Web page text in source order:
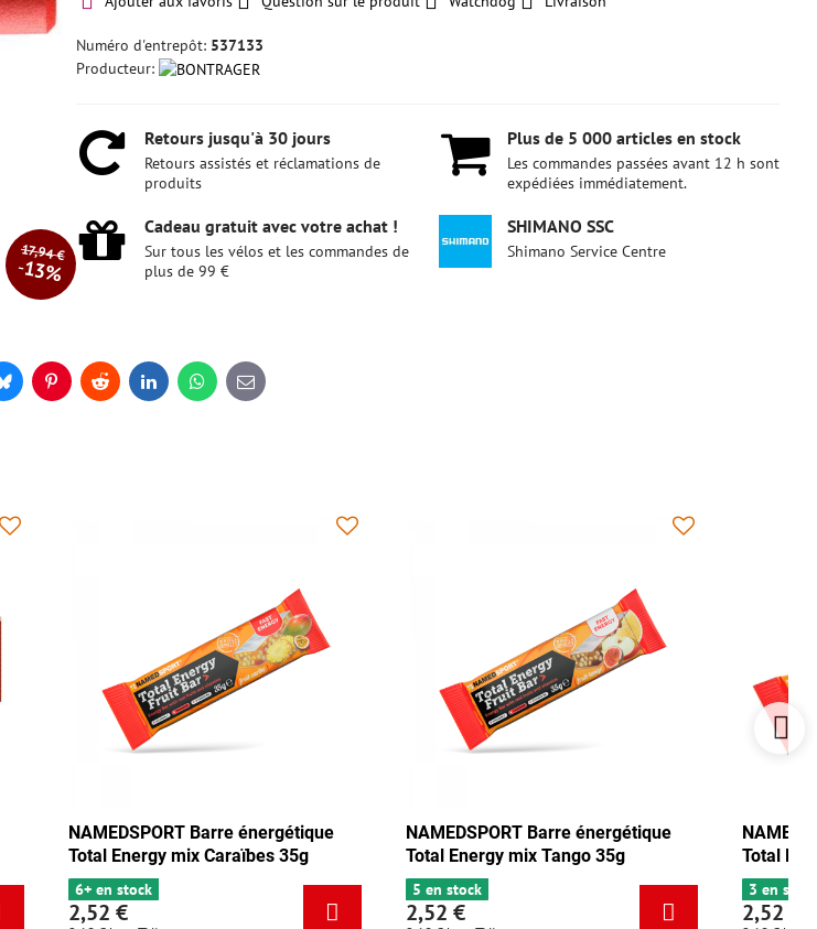
17,94 €
13%
Numéro d'entrepôt: 537133
Producteur:
Retours jusqu'à 30 jours
Retours assistés et réclamations de
produits
Plus de 5 000 articles en stock
Les commandes passées avant 12 h sont
expédiées immédiatement.
Cadeau gratuit avec votre achat !
Sur tous les vélos et les commandes de
plus de 99 €
SHIMANO SSC
Shimano Service Centre
BlueskyPinterestRedditLinkedInWhatsApp
E-
mail
NAMEDSPORT Barre énergétique
Total Energy mix Caraïbes 35g
6+ en stock
2,52 €
NAMEDSPORT Barre énergétique
Total Energy mix Tango 35g
5 en stock
2,52 €
Total
3 en
2,52 €